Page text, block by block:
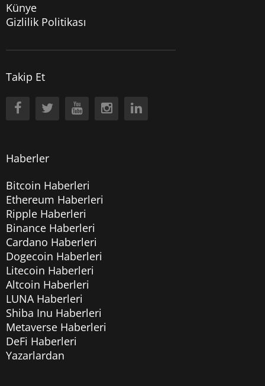
Künye
Gizlilik Politikası
Takip Et
Haberler
Bitcoin Haberleri
Ethereum Haberleri
Ripple Haberleri
Binance Haberleri
Cardano Haberleri
Dogecoin Haberleri
Litecoin Haberleri
Altcoin Haberleri
LUNA Haberleri
Shiba Inu Haberleri
Metaverse Haberleri
DeFi Haberleri
Yazarlardan